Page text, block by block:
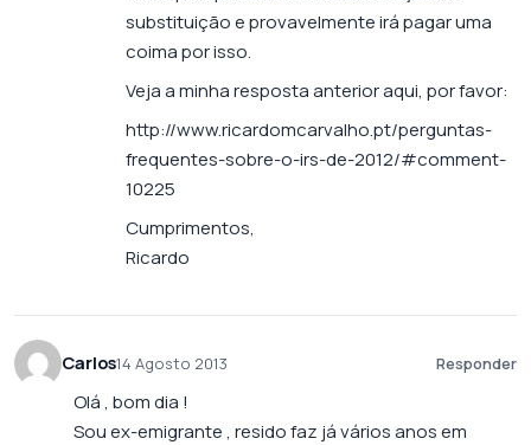
substituição e provavelmente irá pagar uma
coima por isso.
Veja a minha resposta anterior aqui, por favor:
http://www.ricardomcarvalho.pt/perguntas-
frequentes-sobre-o-irs-de-2012/#comment-
10225
Cumprimentos,
Ricardo
Carlos14 Agosto 2013 Responder
Olá , bom dia !
Sou ex-emigrante , resido faz já vários anos em